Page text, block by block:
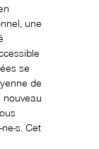
une
se
de
s. Cet